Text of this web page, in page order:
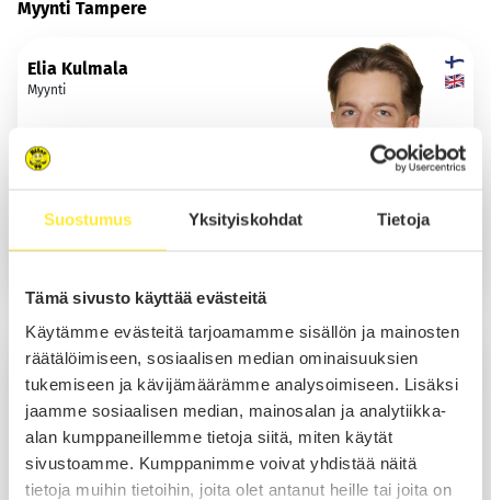
Suostumus Yksityiskohdat Tietoja
Tämä sivusto käyttää evästeitä
Käytämme evästeitä tarjoamamme sisällön ja mainosten
räätälöimiseen, sosiaalisen median ominaisuuksien
tukemiseen ja kävijämäärämme analysoimiseen. Lisäksi
jaamme sosiaalisen median, mainosalan ja analytiikka-
alan kumppaneillemme tietoja siitä, miten käytät
sivustoamme. Kumppanimme voivat yhdistää näitä
tietoja muihin tietoihin, joita olet antanut heille tai joita on
Myynti Tampere
Elia Kulmala
Myynti
Iivari Pihlajaniemi